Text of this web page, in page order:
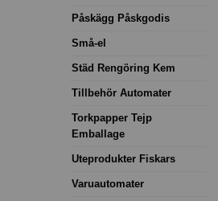
Påskägg Påskgodis
Små-el
Städ Rengöring Kem
Tillbehör Automater
Torkpapper Tejp
Emballage
Uteprodukter Fiskars
Varuautomater